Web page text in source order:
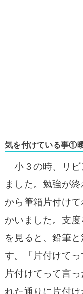
気を付けている事①
小３の時、リビ
ました。勉強が終
から筆箱片付け
かいました。 支度
を見ると、鉛筆
す。
「片付けて
片付けてって言っ
れた通りに片付け